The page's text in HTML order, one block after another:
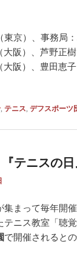
京）、事務局
大阪）、芦野正
大阪）、豊田恵
, テニス, デフスポーツ
テニスの
集まって毎年開
テニス教室「聴
で開催されると